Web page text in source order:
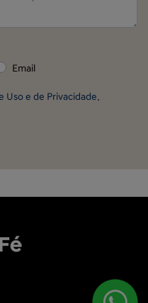
Email
Uso e de Privacidade.